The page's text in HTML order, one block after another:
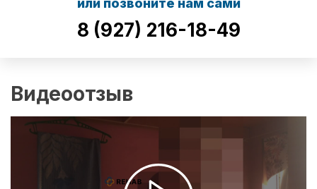
или позвоните нам сами
8 (927) 216-18-49
Видеоотзыв